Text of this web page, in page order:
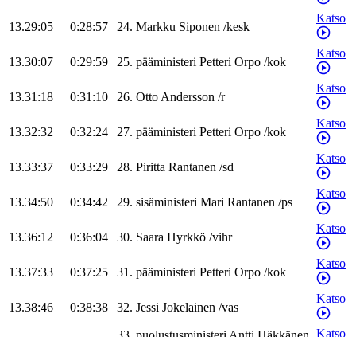
13.29:05 0:28:57 24. Markku Siponen /kesk
Katso
13.30:07 0:29:59 25. pääministeri Petteri Orpo /kok
Katso
13.31:18 0:31:10 26. OttoAndersson /r
Katso
13.32:32 0:32:24 27. pääministeri Petteri Orpo /kok
Katso
13.33:37 0:33:29 28. Piritta Rantanen /sd
Katso
13.34:50 0:34:42 29. sisäministeri Mari Rantanen /ps
Katso
13.36:12 0:36:04 30. Saara Hyrkkö /vihr
Katso
13.37:33 0:37:25 31. pääministeri Petteri Orpo /kok
Katso
13.38:46 0:38:38 32. Jessi Jokelainen /vas
Katso
Katso